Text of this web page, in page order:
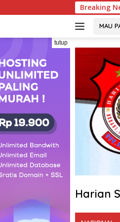
ke
Breaking
Penimbunan BBM Solar
MAU
tutup
Harian
Tegas